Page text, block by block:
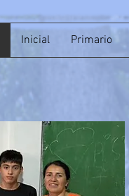
Inicial Primario